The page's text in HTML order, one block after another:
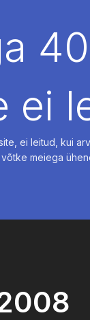
ei
ei leitud, kui
meiega